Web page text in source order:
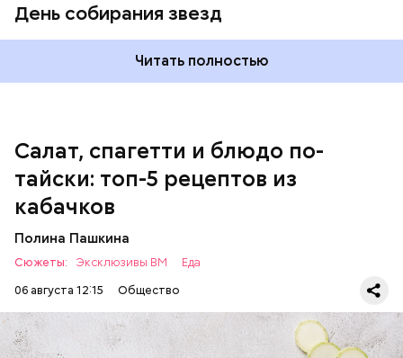
День собирания звезд
Читать полностью
Салат, спагетти и блюдо по-
тайски: топ-5 рецептов из
кабачков
Полина Пашкина
Сюжеты: Эксклюзивы ВМ
Еда
06 августа 12:15
Общество
Ингредиенты:
чеснок;
Однако диетолог предупредила: не для всех дыня
может быть полезна. В первую очередь ее стоит
есть с осторожностью людям: